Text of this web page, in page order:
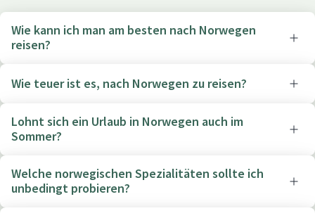
Wie kann ich man am besten nach Norwegen
reisen?
Wie teuer ist es, nach Norwegen zu reisen?
Lohnt sich ein Urlaub in Norwegen auch im
Sommer?
Welche norwegischen Spezialitäten sollte ich
unbedingt probieren?